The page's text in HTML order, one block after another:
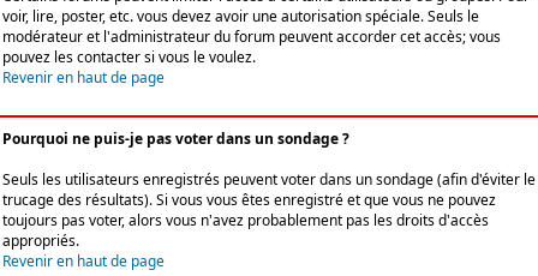
voir, lire, poster, etc. vous devez avoir une autorisation spéciale. Seuls le
modérateur et l'administrateur du forum peuvent accorder cet accès; vous
pouvez les contacter si vous le voulez.
Revenir en haut de page
Pourquoi ne puis-je pas voter dans un sondage ?
Seuls les utilisateurs enregistrés peuvent voter dans un sondage (afin d'éviter le
trucage des résultats). Si vous vous êtes enregistré et que vous ne pouvez
toujours pas voter, alors vous n'avez probablement pas les droits d'accès
appropriés.
Revenir en haut de page